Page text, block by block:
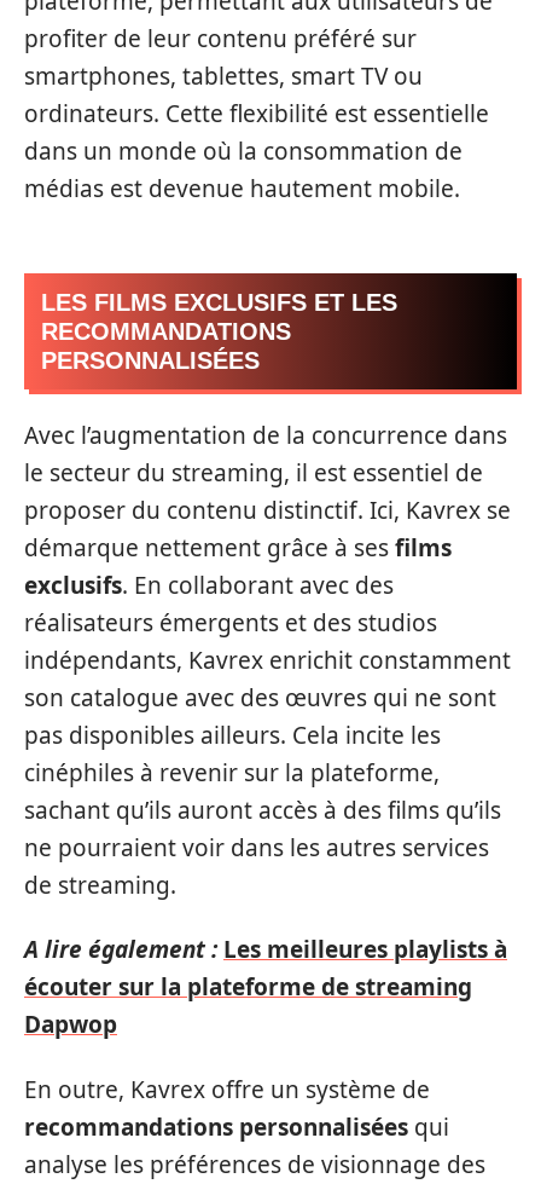
profiter de leur contenu préféré sur
smartphones, tablettes, smart TV ou
ordinateurs. Cette flexibilité est essentielle
dans un monde où la consommation de
médias est devenue hautement mobile.
LES FILMS EXCLUSIFS ET LES
RECOMMANDATIONS
PERSONNALISÉES
Avec l’augmentation de la concurrence dans
le secteur du streaming, il est essentiel de
proposer du contenu distinctif. Ici, Kavrex se
démarque nettement grâce à sesfilms
exclusifs. En collaborant avec des
réalisateurs émergents et des studios
indépendants, Kavrex enrichit constamment
son catalogue avec des œuvres qui ne sont
pas disponibles ailleurs. Cela incite les
cinéphiles à revenir sur la plateforme,
sachant qu’ils auront accès à des films qu’ils
ne pourraient voir dans les autres services
de streaming.
A lire également : Les meilleures playlists à
écouter sur la plateforme de streaming
Dapwop
En outre, Kavrex offre un système de
recommandations personnalisées qui
analyse les préférences de visionnage des